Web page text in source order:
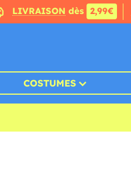
LIVRAISON dès 2,99€
COSTUMES